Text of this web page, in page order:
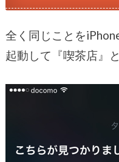
全く同じことを
起動して『喫茶店』